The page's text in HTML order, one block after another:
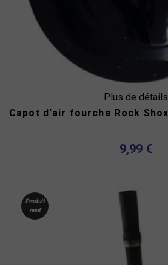
Plus de détails
9,99 €
Produit
neuf